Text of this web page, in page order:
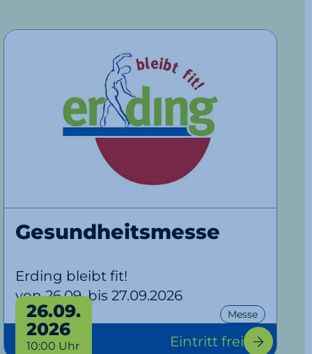
Gesundheitsmesse
Erding bleibt fit!
von 26.09. bis 27.09.2026
Messe
26.09.
2026
10:00 Uhr Eintritt frei